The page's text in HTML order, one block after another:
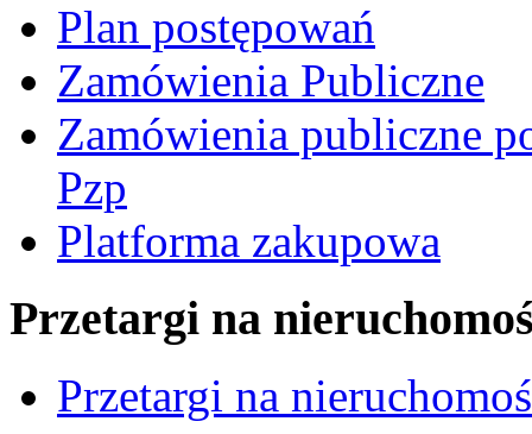
Plan postępowań
Zamówienia Publiczne
Zamówienia publiczne
Pzp
Platforma zakupowa
Przetargi na
Przetargi na